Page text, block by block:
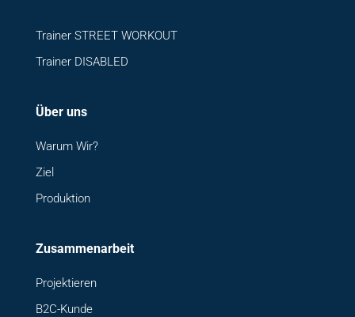
Trainer STREET WORKOUT
Trainer DISABLED
Über uns
Warum Wir?
Ziel
Produktion
Zusammenarbeit
Projektieren
B2C-Kunde